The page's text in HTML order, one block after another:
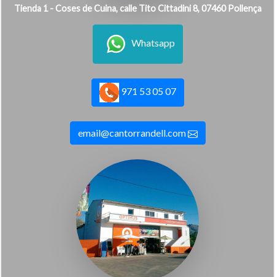
Tienda 1 - Coses de Cuina, calle Tito Cittadini 8, 07460 Pollença
Whatsapp
971 53 05 07
email@cantorrandell.com